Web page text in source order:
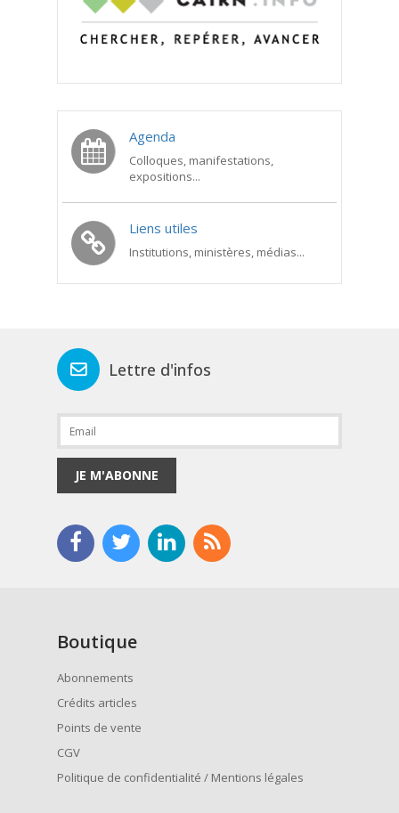
Agenda
Colloques, manifestations,
expositions...
Liens utiles
Institutions, ministères, médias...
Lettre d'infos
JE M'ABONNE
Boutique
Abonnements
Crédits articles
Points de vente
CGV
Politique de confidentialité / Mentions légales